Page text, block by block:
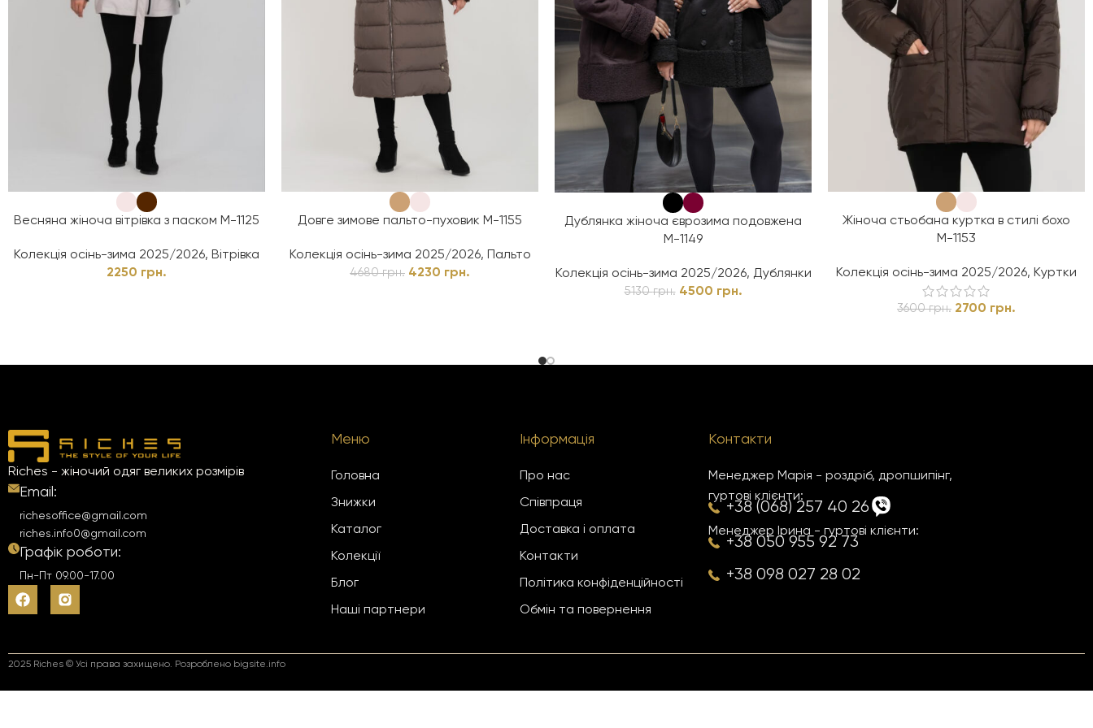
Весняна жіноча вітрівка з паском М-1125
Колекція осінь-зима 2025/2026, Вітрівка
2250 грн.
Довге зимове пальто-пуховик М-1155
Колекція осінь-зима 2025/2026, Пальто
4680грн. 4230 грн.
Дублянка жіноча єврозима подовжена
М-1149
Колекція осінь-зима 2025/2026, Дублянки
5130грн. 4500 грн.
Жіноча стьобана куртка в стилі бохо
М-1153
Колекція осінь-зима 2025/2026, Куртки
3600грн. 2700 грн.
Riches - жіночий одяг великих розмірів
Email:
richesoffice@gmail.com
riches.info0@gmail.com
Графік роботи:
Пн-Пт 09.00-17.00
Меню
Головна
Знижки
Каталог
Колекції
Блог
Наші партнери
Інформація
Про нас
Співпраця
Доставка і оплата
Контакти
Політика конфіденційності
Обмін та повернення
Контакти
Менеджер Марія - роздріб, дропшипінг,
гуртові клієнти:
+38 (068) 257 40 26
Менеджер Ірина - гуртові клієнти:
+38 050 955 92 73
+38 098 027 28 02
2025 Riches © Усі права захищено. Розроблено bigsite.info